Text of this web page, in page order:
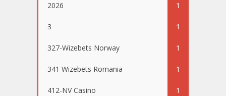
2026 1
3 1
327-Wizebets Norway 1
341 Wizebets Romania 1
412-NV Casino 1